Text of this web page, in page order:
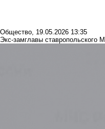
Общество, 19.05.2026 13:35
Экс-замглавы ставропольского